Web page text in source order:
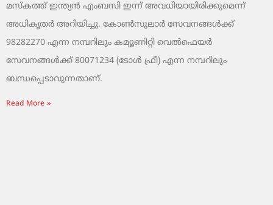
മസ്‌കത്ത് ഇന്ത്യൻ എംബസി ഇന്ന് അവധിയായിരിക്കുമെന്ന്
അധികൃതർ അറിയിച്ചു. കോൺസുലാർ സേവനങ്ങൾക്ക്
98282270 എന്ന നമ്പറിലും കമ്യൂണിറ്റി വെൽഫെയർ
സേവനങ്ങൾക്ക് 80071234 (ടോൾ ഫ്രീ) എന്ന നമ്പറിലും
ബന്ധപ്പെടാവുന്നതാണ്.
Read More »